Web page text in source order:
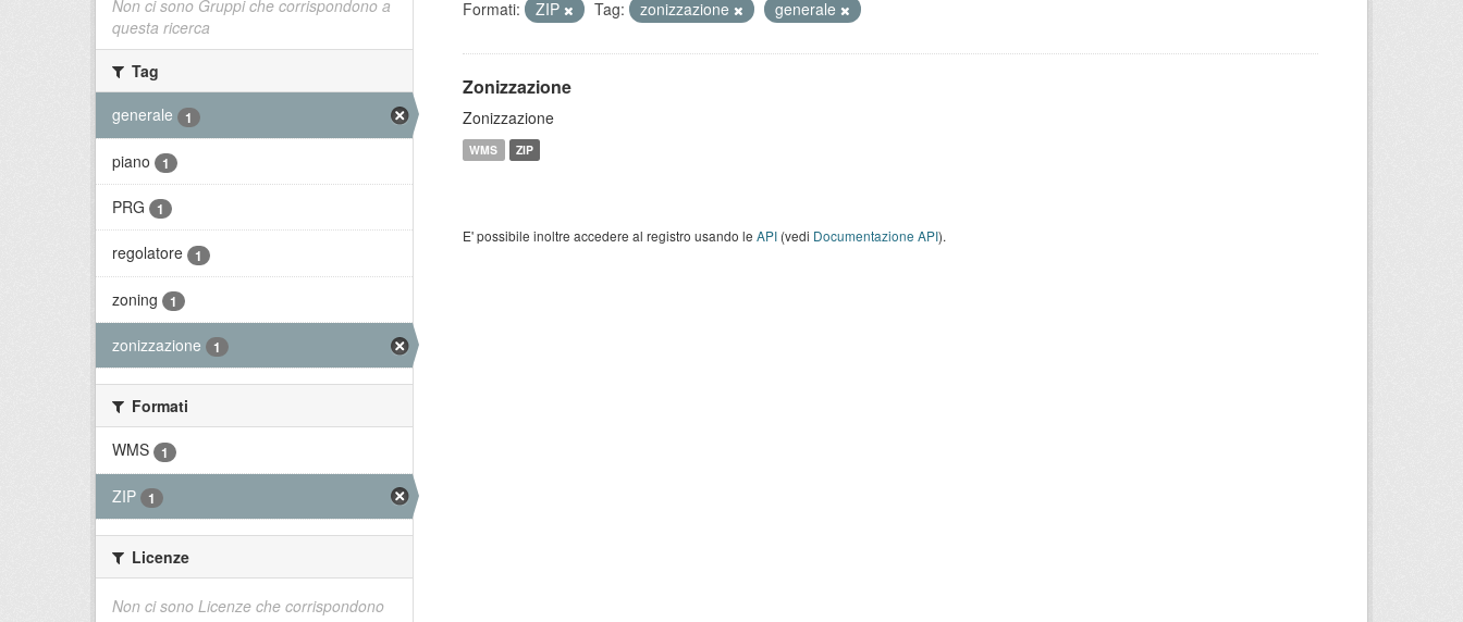
Non ci sono Gruppi che corrispondono a
questa ricerca
Tag
generale
1
piano 1
PRG 1
regolatore 1
zoning 1
zonizzazione 1
Formati
WMS
1
ZIP 1
Licenze
Non ci sono Licenze che corrispondono
Formati: ZIP Tag: zonizzazione generale
Zonizzazione
Zonizzazione
WMS ZIP
E' possibile inoltre accedere al registro usando le API (vedi Documentazione API).